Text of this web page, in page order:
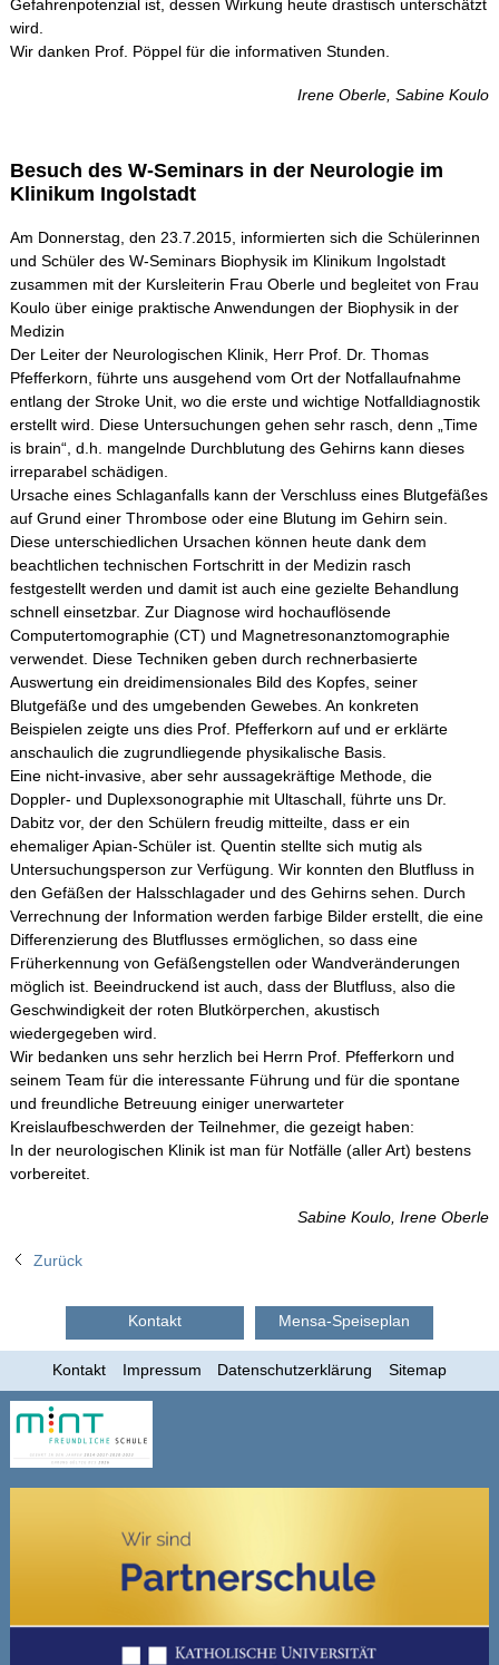
Gefahrenpotenzial ist, dessen Wirkung heute drastisch unterschätzt
wird.
Wir danken Prof. Pöppel für die informativen Stunden.
Irene Oberle, Sabine Koulo
Besuch des W-Seminars in der Neurologie im
Klinikum Ingolstadt
Am Donnerstag, den 23.7.2015, informierten sich die Schülerinnen
und Schüler des W-Seminars Biophysik im Klinikum Ingolstadt
zusammen mit der Kursleiterin Frau Oberle und begleitet von Frau
Koulo über einige praktische Anwendungen der Biophysik in der
Medizin
Der Leiter der Neurologischen Klinik, Herr Prof. Dr. Thomas
Pfefferkorn, führte uns ausgehend vom Ort der Notfallaufnahme
entlang der Stroke Unit, wo die erste und wichtige Notfalldiagnostik
erstellt wird. Diese Untersuchungen gehen sehr rasch, denn „Time
is brain“, d.h. mangelnde Durchblutung des Gehirns kann dieses
irreparabel schädigen.
Ursache eines Schlaganfalls kann der Verschluss eines Blutgefäßes
auf Grund einer Thrombose oder eine Blutung im Gehirn sein.
Diese unterschiedlichen Ursachen können heute dank dem
beachtlichen technischen Fortschritt in der Medizin rasch
festgestellt werden und damit ist auch eine gezielte Behandlung
schnell einsetzbar. Zur Diagnose wird hochauflösende
Computertomographie (CT) und Magnetresonanztomographie
verwendet. Diese Techniken geben durch rechnerbasierte
Auswertung ein dreidimensionales Bild des Kopfes, seiner
Blutgefäße und des umgebenden Gewebes. An konkreten
Beispielen zeigte uns dies Prof. Pfefferkorn auf und er erklärte
anschaulich die zugrundliegende physikalische Basis.
Eine nicht-invasive, aber sehr aussagekräftige Methode, die
Doppler- und Duplexsonographie mit Ultaschall, führte uns Dr.
Dabitz vor, der den Schülern freudig mitteilte, dass er ein
ehemaliger Apian-Schüler ist. Quentin stellte sich mutig als
Untersuchungsperson zur Verfügung. Wir konnten den Blutfluss in
den Gefäßen der Halsschlagader und des Gehirns sehen. Durch
Verrechnung der Information werden farbige Bilder erstellt, die eine
Differenzierung des Blutflusses ermöglichen, so dass eine
Früherkennung von Gefäßengstellen oder Wandveränderungen
möglich ist. Beeindruckend ist auch, dass der Blutfluss, also die
Geschwindigkeit der roten Blutkörperchen, akustisch
wiedergegeben wird.
Wir bedanken uns sehr herzlich bei Herrn Prof. Pfefferkorn und
seinem Team für die interessante Führung und für die spontane
und freundliche Betreuung einiger unerwarteter
Kreislaufbeschwerden der Teilnehmer, die gezeigt haben:
In der neurologischen Klinik ist man für Notfälle (aller Art) bestens
vorbereitet.
Sabine Koulo, Irene Oberle
Zurück
Kontakt Mensa-Speiseplan
Kontakt Impressum Datenschutzerklärung Sitemap